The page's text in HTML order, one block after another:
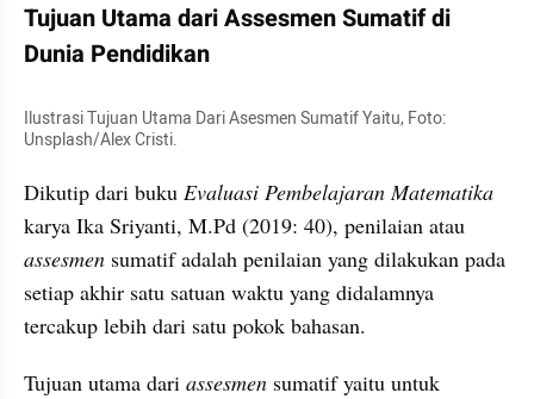
Tujuan Utama dari Assesmen Sumatif di
Dunia Pendidikan
Ilustrasi Tujuan Utama Dari Asesmen Sumatif Yaitu, Foto:
Unsplash/Alex Cristi.
Dikutip dari buku
assesmen sumatif adalah penilaian yang dilakukan pada
setiap akhir satu satuan waktu yang didalamnya
tercakup lebih dari satu pokok bahasan.
Tujuan utama dari assesmen sumatif yaitu untuk